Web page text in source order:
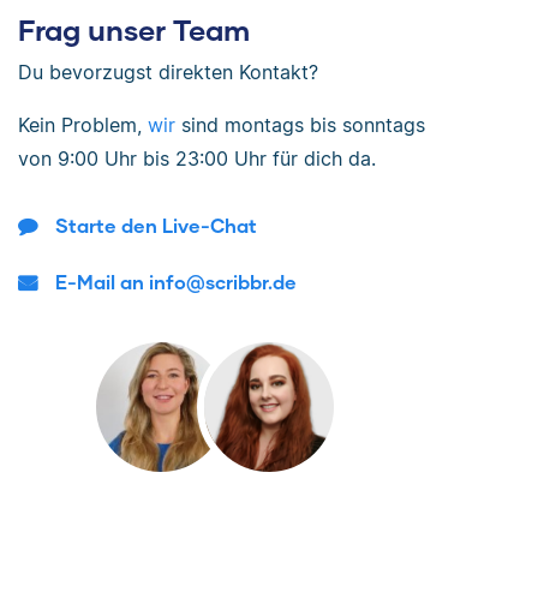
Frag unser Team
Du bevorzugst direkten Kontakt?
Kein Problem, wir sind montags bis sonntags
von 9:00 Uhr bis 23:00 Uhr für dich da.
Starte den Live-Chat
E-Mail an info@scribbr.de